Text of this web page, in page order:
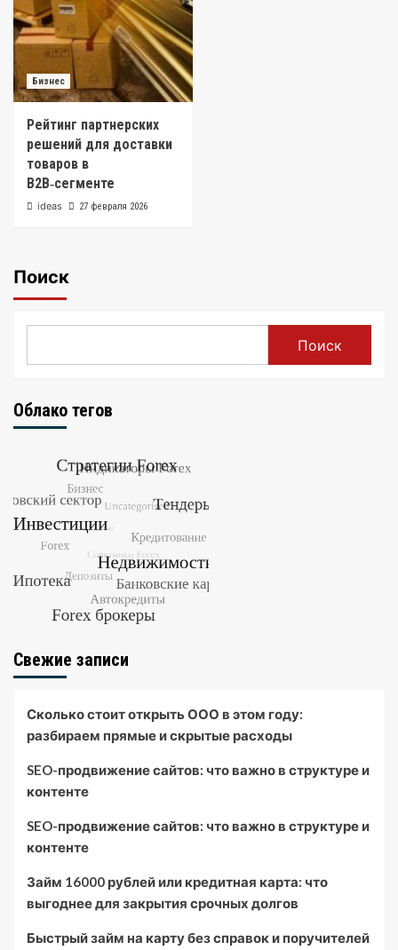
Бизнес
Рейтинг партнерских
решений для доставки
товаров в
B2B‑сегменте
ideas 27 февраля 2026
Поиск
Поиск
Облако тегов
Свежие записи
Сколько стоит открыть ООО в этом году:
разбираем прямые и скрытые расходы
SEO-продвижение сайтов: что важно в структуре и
контенте
SEO-продвижение сайтов: что важно в структуре и
контенте
Займ 16000 рублей или кредитная карта: что
выгоднее для закрытия срочных долгов
Быстрый займ на карту без справок и поручителей